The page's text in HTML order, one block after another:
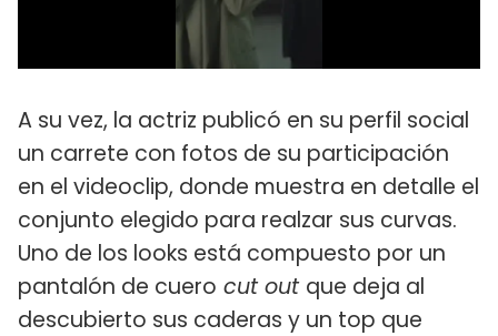
A su vez, la actriz publicó en su perfil social
un carrete con fotos de su participación
en el videoclip, donde muestra en detalle el
conjunto elegido para realzar sus curvas.
Uno de los looks está compuesto por un
pantalón de cuero cut out que deja al
descubierto sus caderas y un top que